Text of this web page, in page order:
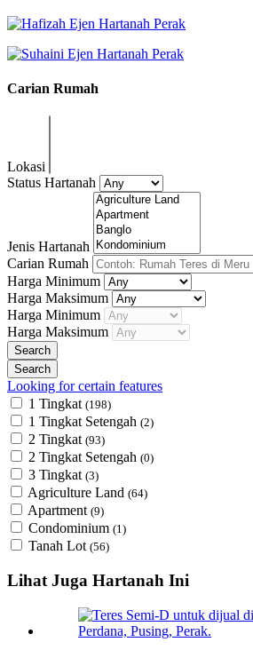
Carian Rumah
Lokasi
Status Hartanah
Jenis Hartanah
Carian Rumah
Harga Minimum
Harga Maksimum
Harga Minimum
Harga Maksimum
Looking for certain features
1 Tingkat (198)
1 Tingkat Setengah (2)
2 Tingkat (93)
2 Tingkat Setengah (0)
3 Tingkat (3)
Agriculture Land (64)
Apartment (9)
Condominium (1)
Tanah Lot (56)
Lihat Juga Hartanah Ini